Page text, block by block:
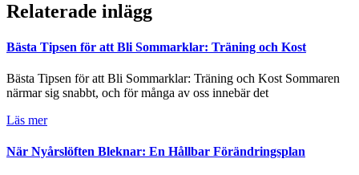
Relaterade inlägg
Bästa Tipsen för att Bli Sommarklar: Träning och Kost
Bästa Tipsen för att Bli Sommarklar: Träning och Kost Sommaren
närmar sig snabbt, och för många av oss innebär det
Läs mer
När Nyårslöften Bleknar: En Hållbar Förändringsplan